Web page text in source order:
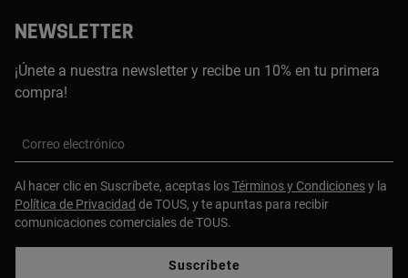
NEWSLETTER
¡Únete a nuestra newsletter y recibe un 10% en tu primera
compra!
Correo electrónico
Al hacer clic en Suscríbete, aceptas losTérminos y Condicionesy la
Política de Privacidad de TOUS, y te apuntas para recibir
comunicaciones comerciales de TOUS.
Suscríbete